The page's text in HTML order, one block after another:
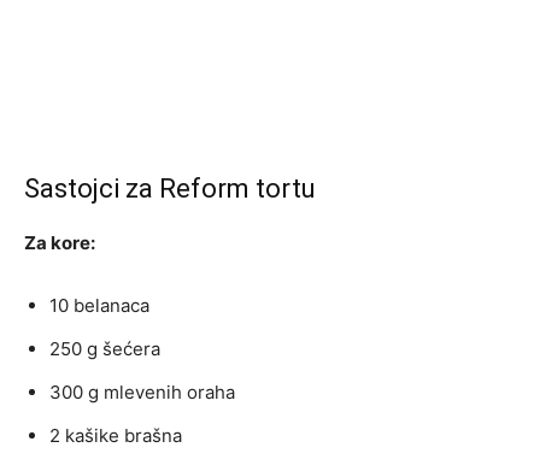
Sastojci za Reform tortu
Za kore:
10 belanaca
250 g šećera
300 g mlevenih oraha
2 kašike brašna